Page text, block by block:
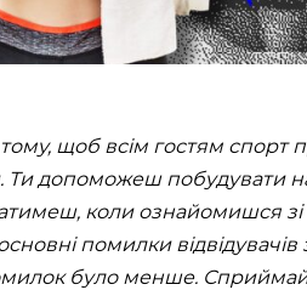
щоб всім гостям спорт
Ти допоможеш побудувати
коли ознайомишся зі
помилки відвідувачів
було менше. Сприймай